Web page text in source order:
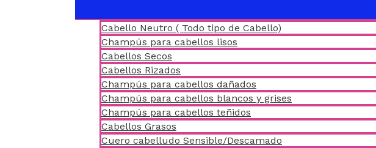
Cabello Neutro ( Todo tipo de Cabello)
Champús para cabellos lisos
Cabellos Secos
Cabellos Rizados
Champús para cabellos dañados
Champús para cabellos blancos y grises
Champús para cabellos teñidos
Cabellos Grasos
Cuero cabelludo Sensible/Descamado